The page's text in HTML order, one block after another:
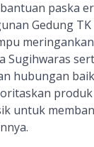
paska
Gedung
Sugihwaras
hubungan
untuk